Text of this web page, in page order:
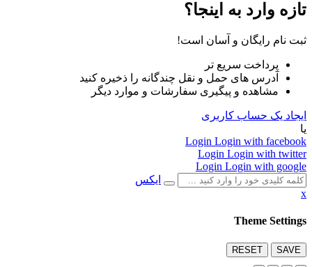
تازه وارد به اینجا؟
ثبت نام رایگان و آسان است!
پرداخت سریع تر
آدرس های حمل و نقل چندگانه را ذخیره کنید
مشاهده و پیگیری سفارشات و موارد دیگر
ایجاد یک حساب کاربری
یا
Login Login with facebook
Login Login with twitter
Login Login with google
ایکس
x
Theme Settings
SAVE
RESET